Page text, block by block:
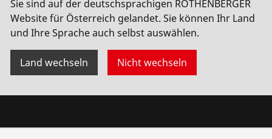
Sie sind auf der deutschsprachigen ROTHENBERGER
Website für Österreich gelandet. Sie können Ihr Land
und Ihre Sprache auch selbst auswählen.
Land wechseln Nicht wechseln